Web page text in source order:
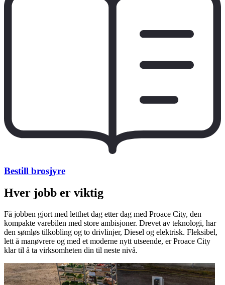
Bestill brosjyre
Hver jobb er viktig
Få jobben gjort med letthet dag etter dag med Proace City, den
kompakte varebilen med store ambisjoner. Drevet av teknologi, har
den sømløs tilkobling og to drivlinjer, Diesel og elektrisk. Fleksibel,
lett å manøvrere og med et moderne nytt utseende, er Proace City
klar til å ta virksomheten din til neste nivå.